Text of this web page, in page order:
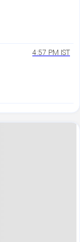
4:57 PM IST